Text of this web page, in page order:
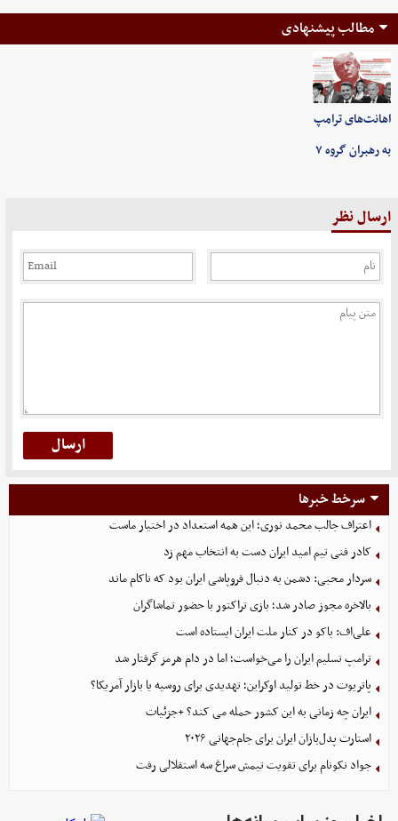
مطالب پیشنهادی
اهانت‌های ترامپ
به رهبران گروه ۷
ارسال نظر
سرخط خبرها
اعتراف جالب محمد نوری؛ این همه استعداد در اختیار ماست
کادر فنی تیم امید ایران دست به انتخاب مهم زد
سردار محبی: دشمن به دنبال فروپاشی ایران بود که ناکام ماند
بالاخره مجوز صادر شد؛ بازی تراکتور با حضور تماشاگران
علی‌اف: باکو در کنار ملت ایران ایستاده است
ترامپ تسلیم ایران را می‌خواست؛ اما در دام هرمز گرفتار شد
پاتریوت در خط تولید اوکراین؛ تهدیدی برای روسیه یا بازار آمریکا؟
ایران چه زمانی به این کشور حمله می کند؟ +جزئیات
استارت پدل‌بازان ایران برای جام‌جهانی ۲۰۲۶
جواد نکونام برای تقویت تیمش سراغ سه استقلالی رفت